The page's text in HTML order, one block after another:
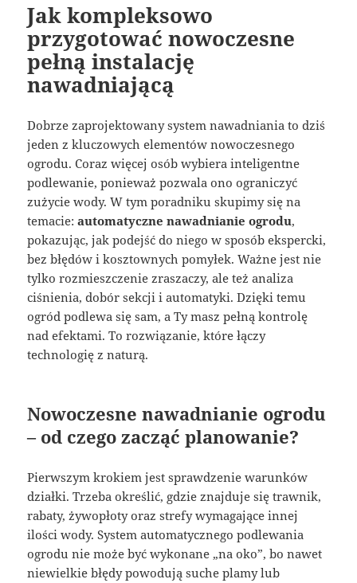
Jak kompleksowo
przygotować nowoczesne
pełną instalację
nawadniającą
Dobrze zaprojektowany system nawadniania to dziś
jeden z kluczowych elementów nowoczesnego
ogrodu. Coraz więcej osób wybiera inteligentne
podlewanie, ponieważ pozwala ono ograniczyć
zużycie wody. W tym poradniku skupimy się na
temacie:automatyczne nawadnianie ogrodu,
pokazując, jak podejść do niego w sposób ekspercki,
bez błędów i kosztownych pomyłek. Ważne jest nie
tylko rozmieszczenie zraszaczy, ale też analiza
ciśnienia, dobór sekcji i automatyki. Dzięki temu
ogród podlewa się sam, a Ty masz pełną kontrolę
nad efektami. To rozwiązanie, które łączy
technologię z naturą.
Nowoczesne nawadnianie ogrodu
– od czego zacząć planowanie?
Pierwszym krokiem jest sprawdzenie warunków
działki. Trzeba określić, gdzie znajduje się trawnik,
rabaty, żywopłoty oraz strefy wymagające innej
ilości wody. System automatycznego podlewania
ogrodu nie może być wykonane „na oko”, bo nawet
niewielkie błędy powodują suche plamy lub